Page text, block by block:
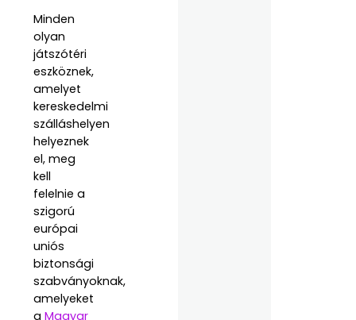
Minden
olyan
játszótéri
eszköznek,
amelyet
kereskedelmi
szálláshelyen
helyeznek
el, meg
kell
felelnie a
szigorú
európai
uniós
biztonsági
szabványoknak,
amelyeket
aMagyar